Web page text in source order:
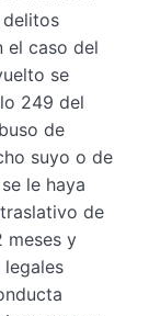
delitos
el caso del
se
249 del
de
suyo o de
le haya
de
meses y